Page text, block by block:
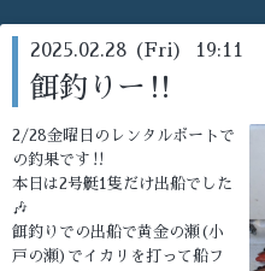
2025.02.28 (Fri) 19:11
餌釣りー‼️
2/28金曜日のレンタルボートで
の釣果です‼️
本日は2号艇1隻だけ出船でした
🎶
餌釣りでの出船で黄金の瀬(小
戸の瀬)でイカリを打って船フ